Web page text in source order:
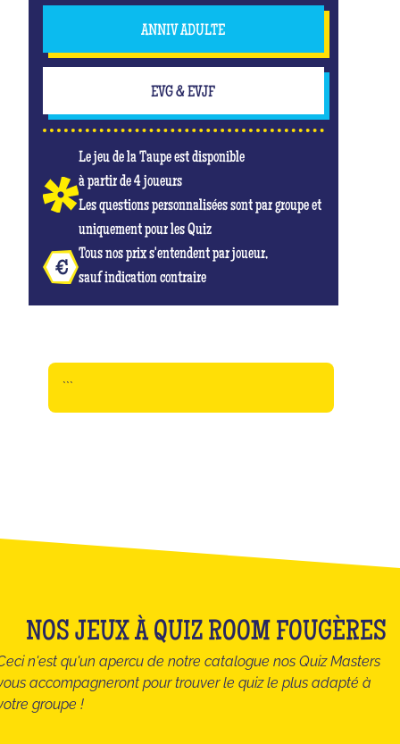
ANNIV ADULTE
EVG & EVJF
Le jeu de la Taupe est disponible
à partir de 4 joueurs
Les questions personnalisées sont par groupe et
uniquement pour les Quiz
Tous nos prix s'entendent par joueur,
sauf indication contraire
```
NOS JEUX À QUIZ ROOM FOUGÈRES
n'est qu'un apercu de notre catalogue nos Quiz Masters
accompagneront pour trouver le quiz le plus adapté à
groupe !